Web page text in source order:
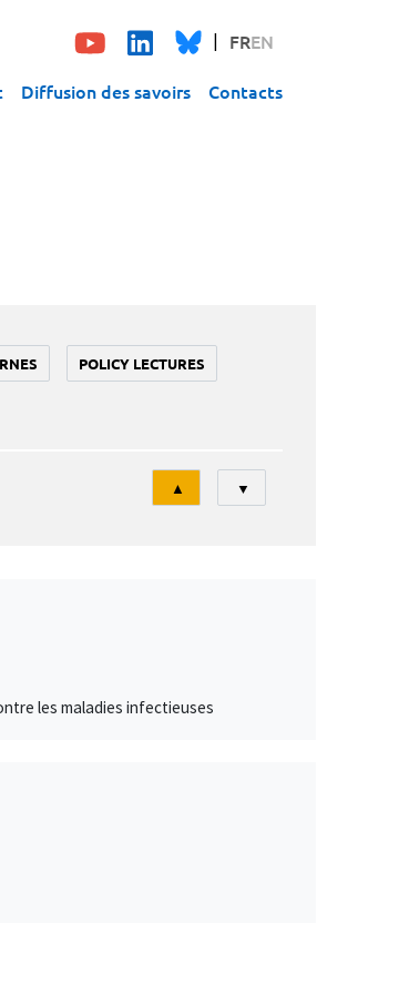
FREN
Diffusion des savoirs Contacts
POLICY LECTURES
Tri
▲ ▼
les maladies infectieuses